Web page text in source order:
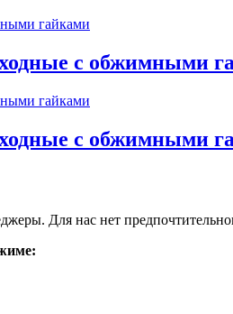
с обжимными
с обжимными
Для нас нет